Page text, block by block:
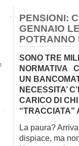
PENSIONI:
GENNAIO
POTRANNO
SONO TRE
NORMATIVA
UN
NECESSITA’
CARICO DI
“TRACCIATA”
La paura?
dispiace, ma